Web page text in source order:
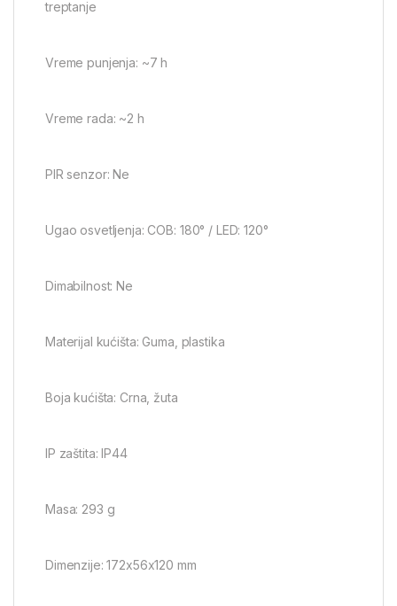
treptanje
Vreme punjenja: ~7 h
Vreme rada: ~2 h
PIR senzor: Ne
Ugao osvetljenja: COB: 180° / LED: 120°
Dimabilnost: Ne
Materijal kućišta: Guma, plastika
Boja kućišta: Crna, žuta
IP zaštita: IP44
Masa: 293 g
Dimenzije: 172x56x120 mm